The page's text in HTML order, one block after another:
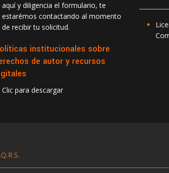
aquí y diligencia el formulario, te
estarémos contactando al momento
de recibir tu solicitud.
institucionales sobre
de autor y recursos
Clic para descargar